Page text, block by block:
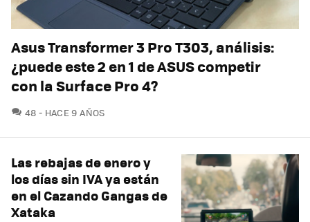
Asus Transformer 3 Pro T303, análisis:
¿puede este 2 en 1 de ASUS competir
con la Surface Pro 4?
48 COMENTARIOS
HACE 9 AÑOS
Las rebajas de enero y
los días sin IVA ya están
en el Cazando Gangas de
Xataka